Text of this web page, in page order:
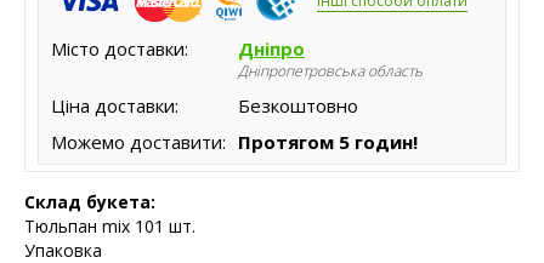
Місто доставки: Дніпро
Дніпропетровська область
Ціна доставки:
Безкоштовно
Можемо доставити: Протягом 5 годин!
Склад букета:
Тюльпан mix 101 шт.
Упаковка